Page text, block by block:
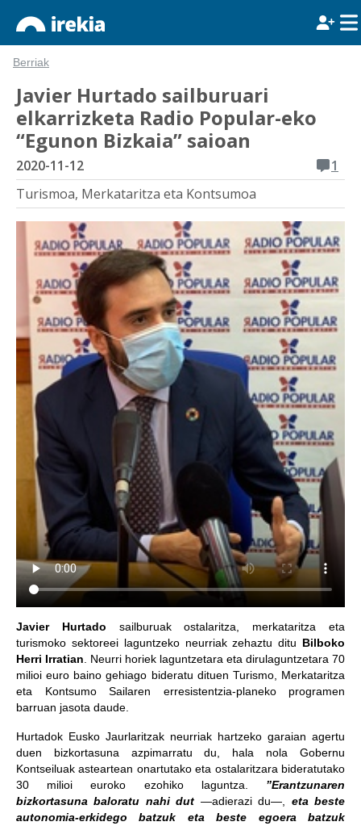
Berriak
Javier Hurtado sailburuari
elkarrizketa Radio Popular-eko
“Egunon Bizkaia” saioan
2020-11-12
1
Turismoa, Merkataritza eta Kontsumoa
Javier Hurtado sailburuak ostalaritza, merkataritza eta
turismoko sektoreei laguntzeko neurriak zehaztu ditu Bilboko
Herri Irratian . Neurri horiek laguntzetara eta dirulaguntzetara 70
milioi euro baino gehiago bideratu dituen Turismo, Merkataritza
eta Kontsumo Sailaren erresistentzia-planeko programen
barruan jasota daude.
Hurtadok Eusko Jaurlaritzak neurriak hartzeko garaian agertu
duen bizkortasuna azpimarratu du, hala nola Gobernu
Kontseiluak asteartean onartutako eta ostalaritzara bideratutako
30 milioi euroko ezohiko laguntza. ”Erantzunaren
bizkortasuna baloratu nahi dut —adierazi du—,
eta beste
autonomia-erkidego batzuk eta beste egoera batzuk